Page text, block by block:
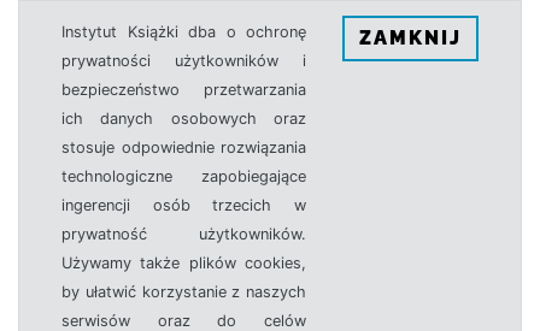
Instytut Książki dba o ochronę
prywatności użytkowników i
bezpieczeństwo przetwarzania
ich danych osobowych oraz
stosuje odpowiednie rozwiązania
technologiczne zapobiegające
ingerencji osób trzecich w
prywatność użytkowników.
Używamy także plików cookies,
by ułatwić korzystanie z naszych
serwisów oraz do celów
ZAMKNIJ